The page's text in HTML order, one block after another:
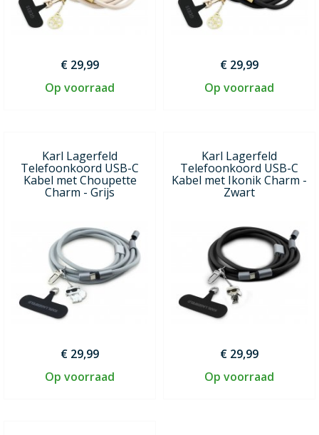
€ 29,99
Op voorraad
€ 29,99
Op voorraad
Karl Lagerfeld
Telefoonkoord USB-C
Kabel met Choupette
Charm - Grijs
€ 29,99
Op voorraad
Karl Lagerfeld
Telefoonkoord USB-C
Kabel met Ikonik Charm -
Zwart
€ 29,99
Op voorraad